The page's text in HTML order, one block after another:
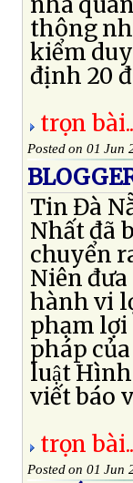
thông
kiểm
định 20
trọn
Posted on 01 Jun
Tin Đà
Nhất đã
chuyển
Niên
hành vi
phạm lợi
pháp
luật
viết báo
trọn
Posted on 01 Jun